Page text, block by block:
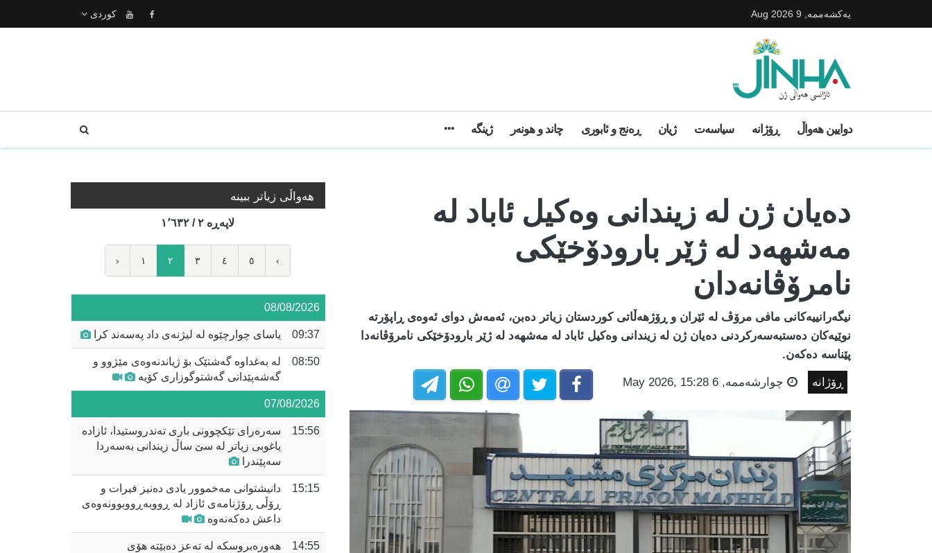
یه‌كشه‌ممه‌, 9 Aug 2026 كوردى
دوایین ھەواڵ ڕۆژانە سیاسەت ژیان ڕەنج و ئابوری چاند و هونەر ژینگه
دەیان ژن لە زیندانی وەکیل ئاباد لە
مەشهەد لە ژێر بارودۆخێکی
نامرۆڤانەدان
نیگەرانییەکانی مافی مرۆڤ لە ئێران و ڕۆژهەڵاتی کوردستان زیاتر دەبن، ئەمەش دوای ئەوەی ڕاپۆرتە
نوێیەکان دەستبەسەرکردنی دەیان ژن لە زیندانی وەکیل ئاباد لە مەشهەد لە ژێر بارودۆخێکی نامرۆڤانەدا
پێناسە دەکەن.
ڕۆژانە چوارشه‌ممه‌, 6 May 2026, 15:28
هه‌واڵی زیاتر ببینە
لاپه‌ڕه‌ ٢ / ١٬٦٣٢
‹ ١ ٢ ٣ ٤ ٥ ›
08/08/2026
09:37 یاسای چوارچێوە لە لیژنەی داد پەسەند کرا
08:50
لە بەغداوە گەشتێک بۆ ژیاندنەوەی مێژوو و
گەشەپێدانی گەشتوگوزاری کۆیە
07/08/2026
15:56
سەرەرای تێکچوونی باری تەندروستیدا، ئازادە
یاغوبی زیاتر لە سێ ساڵ زیندانی بەسەردا
سەپێندرا
15:15
دانیشتوانی مەخموور یادی دەنیز فیرات و
ڕۆڵی ڕۆژنامەی ئازاد لە ڕووبەڕووبوونەوەی
داعش دەکەنەوە
14:55
هەورەبروسکە لە تەعز دەبێتە هۆی